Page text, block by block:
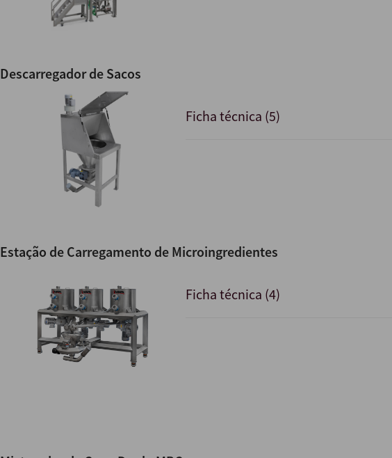
Descarregador de Sacos
Ficha técnica (5)
Estação de Carregamento de Microingredientes
Ficha técnica (4)